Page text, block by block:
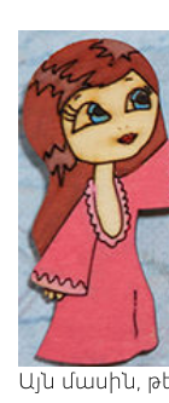
Այն մասին,